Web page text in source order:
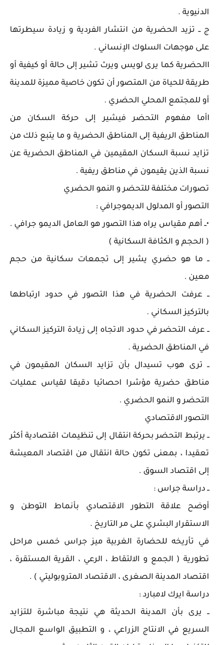
الدنيوية .
ج ــ تزيد الحضرية من انتشار الفردية و زيادة سيطرتها
على موجهات السلوك الإنساني .
lالحضرية كما يرى لويس ويرث تشير إلى حالة أو كيفية أو
طريقة للحياة من المتصور أن تكون خاصية مميزة للمدينة
أو للمجتمع المحلي الحضري .
lأما مفهوم التحضر فيشير إلى حركة السكان من
المناطق الريفية إلى المناطق الحضرية و ما يتبع ذلك من
تزايد نسبة السكان المقيمين في المناطق الحضرية عن
نسبة الذين يقيمون في مناطق ريفية .
تصورات مختلفة للتحضر و النمو الحضري
التصور أو المدلول الديموجرافي :
•ــ أهم مقياس يراه هذا التصور هو العامل الديمو جرافي .
( الحجم و الكثافة السكانية )
ــ ما هو حضري يشير إلى تجمعات سكانية من حجم
معين .
ــ عرفت الحضرية في هذا التصور في حدود ارتباطها
بالتركيز السكاني .
ــ عرف التحضر في حدود الاتجاه إلى زيادة التركيز السكاني
في المناطق الحضرية .
ــ ترى هوب تسيدال بأن تزايد السكان المقيمون في
مناطق حضرية مؤشرا احصائيا دقيقا لقياس عمليات
التحضر و النمو الحضري .
التصور الاقتصادي
ــ يرتبط التحضر بحركة انتقال إلى تنظيمات اقتصادية أكثر
تعقيدا ، بمعنى تكون حالة انتقال من اقتصاد المعيشة
إلى اقتصاد السوق .
ــ دراسة جراس :
أوضح علاقة التطور الاقتصادي بأنماط التوطن و
الاستقرار البشري على مر التاريخ .
في تأريخه للحضارة الغربية ميز جراس خمس مراحل
تطورية ( الجمع و الالتقاط ، الرعي ، القرية المستقرة ،
اقتصاد المدينة الصغرى ، الاقتصاد المتروبوليتي ) .
دراسة ايرك لامبارد :
ــ يرى بأن المدينة الحديثة هي نتيجة مباشرة للتزايد
السريع في الانتاج الزراعي ، و التطبيق الواسع المجال